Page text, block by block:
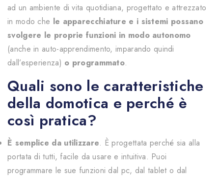
ad un ambiente di vita quotidiana, progettato e attrezzato
in modo che le apparecchiature e i sistemi possano
svolgere le proprie funzioni in modo autonomo
(anche in auto-apprendimento, imparando quindi
dall’esperienza) o programmato.
Quali sono le caratteristiche
della domotica e perché è
così pratica?
È semplice da utilizzare. È progettata perché sia alla
portata di tutti, facile da usare e intuitiva. Puoi
programmare le sue funzioni dal pc, dal tablet o dal